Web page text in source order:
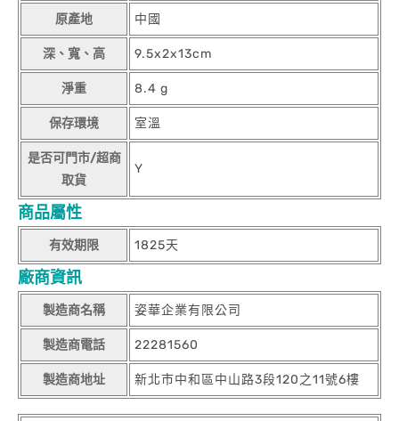
原產地 中國
深、寬、高 9.5x2x13cm
淨重 8.4 g
保存環境 室溫
是否可門市/超商
取貨
Y
商品屬性
有效期限 1825天
廠商資訊
製造商名稱 姿華企業有限公司
製造商電話 22281560
製造商地址 新北市中和區中山路3段120之11號6樓